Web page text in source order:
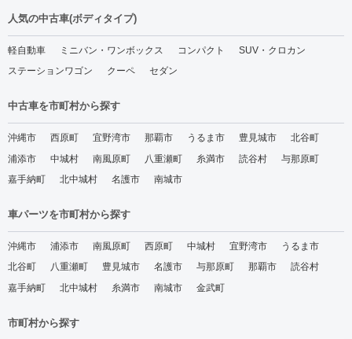
人気の中古車(ボディタイプ)
軽自動車 ミニバン・ワンボックス コンパクト
SUV・クロカン
ステーションワゴン
クーペ セダン
中古車を市町村から探す
沖縄市 西原町 宜野湾市 那覇市 うるま市 豊見城市
北谷町
浦添市
中城村 南風原町 八重瀬町 糸満市 読谷村
与那原町
嘉手納町
北中城村 名護市 南城市
車パーツを市町村から探す
沖縄市 浦添市 南風原町 西原町 中城村 宜野湾市
うるま市
北谷町
八重瀬町 豊見城市 名護市 与那原町 那覇市
読谷村
嘉手納町
北中城村 糸満市 南城市 金武町
市町村から探す